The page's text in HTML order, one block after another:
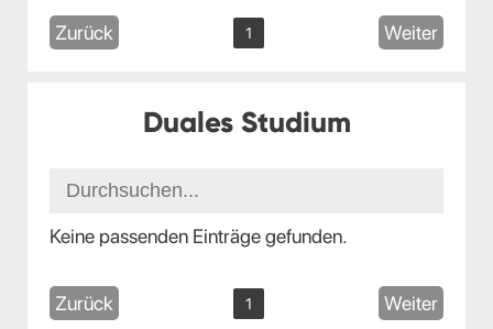
Zurück 1 Weiter
Duales Studium
Keine passenden Einträge gefunden.
Zurück 1 Weiter